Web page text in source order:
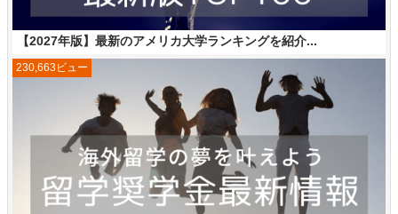
【2027年版】最新のアメリカ大学ランキングを紹介...
230,663ビュー